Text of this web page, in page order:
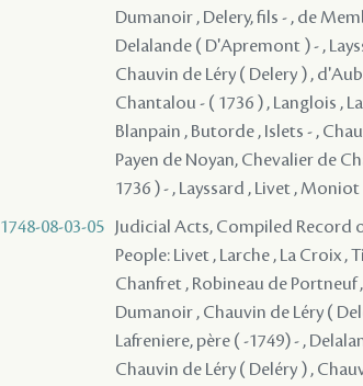
Dumanoir , Delery, fils - , de
Delalande ( D'Apremont ) - ,
Chauvin de Léry ( Delery ) ,
Chantalou - ( 1736 ) , Langlois ,
Blanpain , Butorde , Islets - ,
Payen de Noyan, Chevalier de
1736 ) - , Layssard , Livet , Moniot
1748-08-03-05
Judicial Acts, Compiled Record
People: Livet , Larche , La Croix ,
Chanfret , Robineau de Portneuf
Dumanoir , Chauvin de Léry (
Lafreniere, père ( -1749) - ,
Chauvin de Léry ( Deléry ) ,